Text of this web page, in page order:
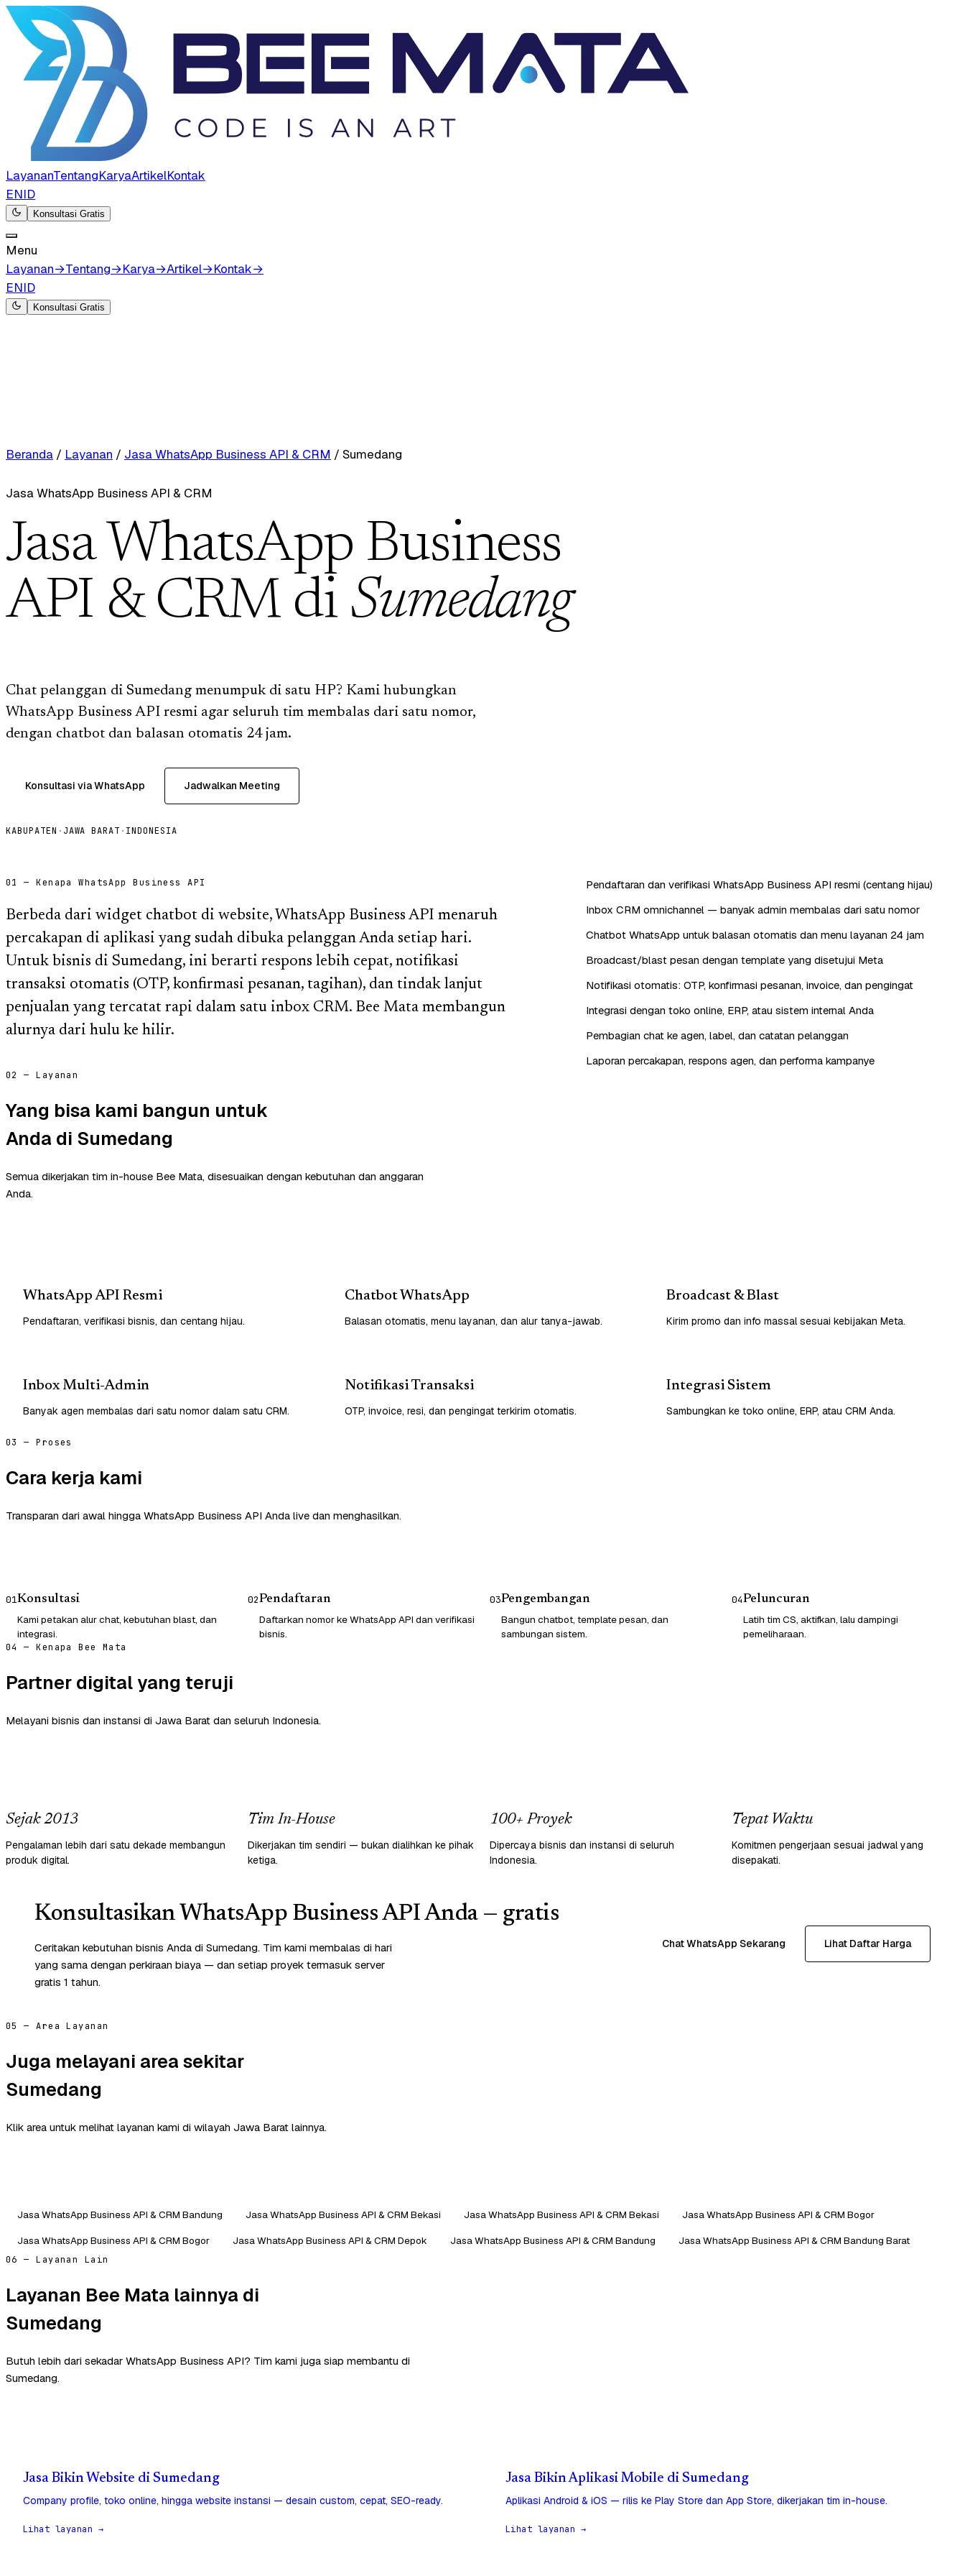
LayananTentangKaryaArtikelKontak
ENID
Konsultasi Gratis
Menu
Layanan→Tentang→Karya→Artikel→Kontak→
ENID
Konsultasi Gratis
Beranda / Layanan / Jasa WhatsApp Business API & CRM / Sumedang
Jasa WhatsApp Business API & CRM
Jasa WhatsApp Business
API & CRM di Sumedang
Chat pelanggan di Sumedang menumpuk di satu HP? Kami hubungkan
WhatsApp Business API resmi agar seluruh tim membalas dari satu nomor,
dengan chatbot dan balasan otomatis 24 jam.
Konsultasi via WhatsApp Jadwalkan Meeting
KABUPATEN · JAWA BARAT · INDONESIA
01 — Kenapa WhatsApp Business API
Berbeda dari widget chatbot di website, WhatsApp Business API menaruh
percakapan di aplikasi yang sudah dibuka pelanggan Anda setiap hari.
Untuk bisnis di Sumedang, ini berarti respons lebih cepat, notifikasi
transaksi otomatis (OTP, konfirmasi pesanan, tagihan), dan tindak lanjut
penjualan yang tercatat rapi dalam satu inbox CRM. Bee Mata membangun
alurnya dari hulu ke hilir.
Pendaftaran dan verifikasi WhatsApp Business API resmi (centang hijau)
Inbox CRM omnichannel — banyak admin membalas dari satu nomor
Chatbot WhatsApp untuk balasan otomatis dan menu layanan 24 jam
Broadcast/blast pesan dengan template yang disetujui Meta
Notifikasi otomatis: OTP, konfirmasi pesanan, invoice, dan pengingat
Integrasi dengan toko online, ERP, atau sistem internal Anda
Pembagian chat ke agen, label, dan catatan pelanggan
Laporan percakapan, respons agen, dan performa kampanye
02 — Layanan
Yang bisa kami bangun untuk
Anda di Sumedang
Semua dikerjakan tim in-house Bee Mata, disesuaikan dengan kebutuhan dan anggaran
Anda.
WhatsApp API Resmi
Pendaftaran, verifikasi bisnis, dan centang hijau.
Chatbot WhatsApp
Balasan otomatis, menu layanan, dan alur tanya-jawab.
Broadcast & Blast
Kirim promo dan info massal sesuai kebijakan Meta.
Inbox Multi-Admin
Banyak agen membalas dari satu nomor dalam satu CRM.
Notifikasi Transaksi
OTP, invoice, resi, dan pengingat terkirim otomatis.
Integrasi Sistem
Sambungkan ke toko online, ERP, atau CRM Anda.
03 — Proses
Cara kerja kami
Transparan dari awal hingga WhatsApp Business API Anda live dan menghasilkan.
01Konsultasi
Kami petakan alur chat, kebutuhan blast, dan
integrasi.
02Pendaftaran
Daftarkan nomor ke WhatsApp API dan verifikasi
bisnis.
03Pengembangan
Bangun chatbot, template pesan, dan
sambungan sistem.
04Peluncuran
Latih tim CS, aktifkan, lalu dampingi
pemeliharaan.
04 — Kenapa Bee Mata
Partner digital yang teruji
Melayani bisnis dan instansi di Jawa Barat dan seluruh Indonesia.
Sejak 2013
Pengalaman lebih dari satu dekade membangun
produk digital.
Tim In-House
Dikerjakan tim sendiri — bukan dialihkan ke pihak
ketiga.
100+ Proyek
Dipercaya bisnis dan instansi di seluruh
Indonesia.
Tepat Waktu
Komitmen pengerjaan sesuai jadwal yang
disepakati.
Konsultasikan WhatsApp Business API Anda — gratis
Ceritakan kebutuhan bisnis Anda di Sumedang. Tim kami membalas di hari
yang sama dengan perkiraan biaya — dan setiap proyek termasuk server
gratis 1 tahun.
Chat WhatsApp Sekarang Lihat Daftar Harga
05 — Area Layanan
Juga melayani area sekitar
Sumedang
Klik area untuk melihat layanan kami di wilayah Jawa Barat lainnya.
Jasa WhatsApp Business API & CRM Bandung Jasa WhatsApp Business API & CRM Bekasi Jasa WhatsApp Business API & CRM Bekasi
Jasa WhatsApp Business API & CRM Bogor
Jasa WhatsApp Business API & CRM Bogor
Jasa WhatsApp Business API & CRM Depok Jasa WhatsApp Business API & CRM Bandung Jasa WhatsApp Business API & CRM Bandung Barat
06 — Layanan Lain
Layanan Bee Mata lainnya di
Sumedang
Butuh lebih dari sekadar WhatsApp Business API? Tim kami juga siap membantu di
Sumedang.
Jasa Bikin Website di Sumedang
Company profile, toko online, hingga website instansi — desain custom, cepat, SEO-ready.
Lihat layanan →
Jasa Bikin Aplikasi Mobile di Sumedang
Aplikasi Android & iOS — rilis ke Play Store dan App Store, dikerjakan tim in-house.
Lihat layanan →